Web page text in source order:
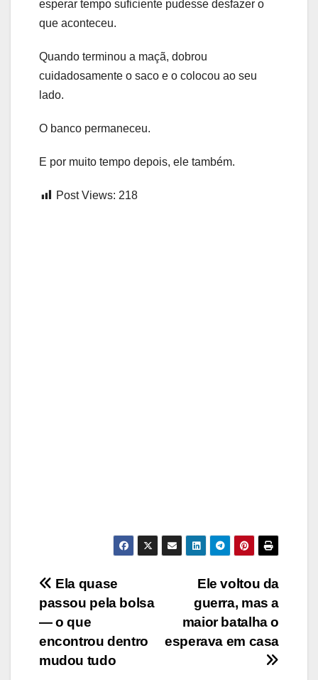
esperar tempo suficiente pudesse desfazer o
que aconteceu.
Quando terminou a maçã, dobrou
cuidadosamente o saco e o colocou ao seu
lado.
O banco permaneceu.
E por muito tempo depois, ele também.
Post Views: 218
Post
navigation
Ele voltou da
guerra, mas a
maior batalha o
esperava em casa
Ela quase
passou pela bolsa
— o que
encontrou dentro
mudou tudo